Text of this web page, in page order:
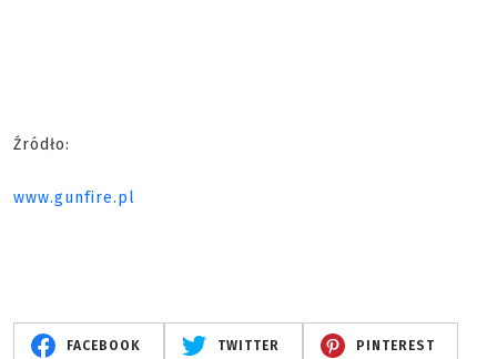
Źródło:
www.gunfire.pl
FACEBOOK TWITTER PINTEREST